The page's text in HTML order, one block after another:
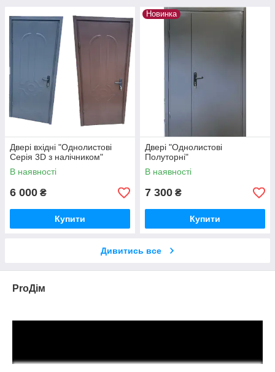
Двері вхідні "Однолистові
Серія 3D з налічником"
В наявності
6 000 ₴
Купити
Новинка
Двері "Однолистові
Полуторні"
В наявності
7 300 ₴
Купити
Дивитись все
ProДім